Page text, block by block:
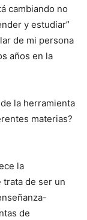
cambiando no
y estudiar”
de mi persona
años en la
la herramienta
materias?
la
trata de ser un
de